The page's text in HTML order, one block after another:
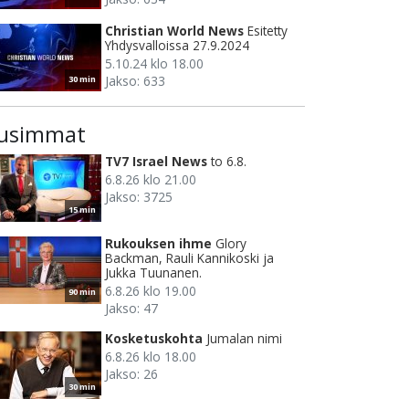
30 min
Christian World News Esitetty
Yhdysvalloissa 27.9.2024
5.10.24 klo 18.00
Jakso: 633
15 min
TV7 Israel News to 6.8.
6.8.26 klo 21.00
Jakso: 3725
90 min
Rukouksen ihme Glory
Backman, Rauli Kannikoski ja
Jukka Tuunanen.
6.8.26 klo 19.00
Jakso: 47
30 min
Kosketuskohta Jumalan nimi
6.8.26 klo 18.00
Jakso: 26